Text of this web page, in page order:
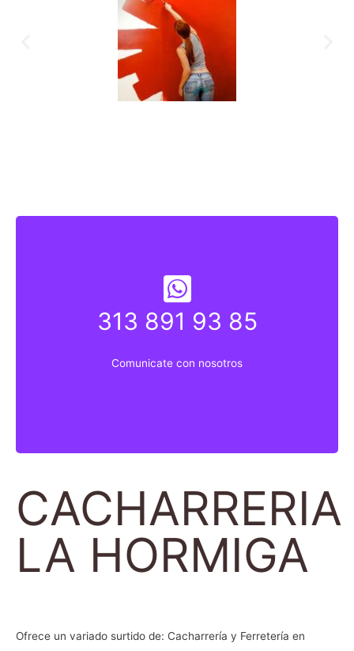
CACHARRERIA
LA HORMIGA
Ofrece un variado surtido de: Cacharrería y Ferretería en
313 891 93 85
Comunicate con nosotros
313 891 9835
Comunicate con nosotros